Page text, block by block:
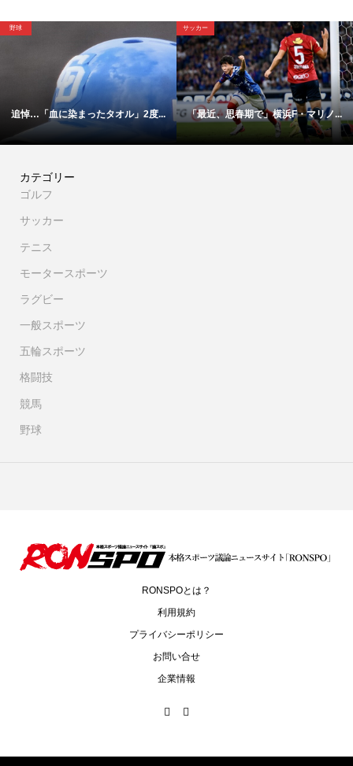
血に染まったタオル」2度... 「最近、思春期で」横浜F・マリノ...
サッカー
【映像
カテゴリー
ゴルフ
サッカー
テニス
モータースポーツ
ラグビー
一般スポーツ
五輪スポーツ
格闘技
競馬
野球
RONSPOとは？
利用規約
プライバシーポリシー
お問い合せ
企業情報